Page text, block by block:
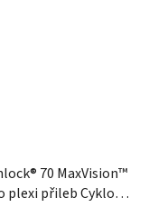
70 MaxVision™
plexi přileb Cyklon,